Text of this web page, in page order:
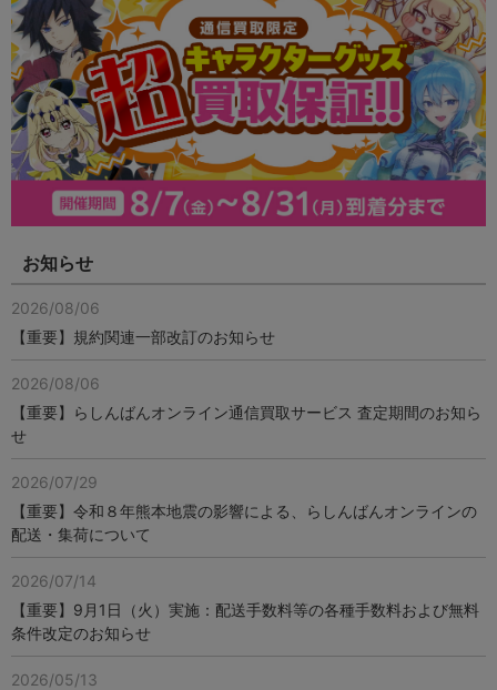
お知らせ
2026/08/06
【重要】規約関連一部改訂のお知らせ
2026/08/06
【重要】らしんばんオンライン通信買取サービス 査定期間のお知ら
せ
2026/07/29
【重要】令和８年熊本地震の影響による、らしんばんオンラインの
配送・集荷について
2026/07/14
【重要】9月1日（火）実施：配送手数料等の各種手数料および無料
条件改定のお知らせ
2026/05/13